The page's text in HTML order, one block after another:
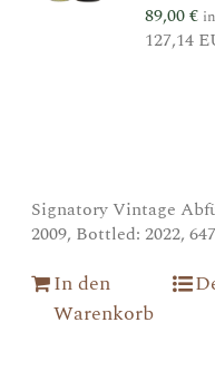
89,00€
127,14
Signatory Vintage
2009, Bottled: 2022,
In den
Warenkorb